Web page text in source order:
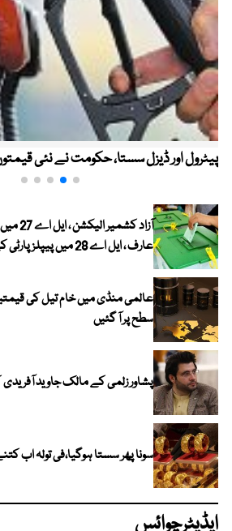
پیٹرول اور ڈیزل سستا، حکومت نے نئی
آزاد
عارف ، ایل اے 28 میں پیپلز پارٹی کے بازل نقوی کامیاب
عالمی منڈی میں خام تیل کی
سطح پر آ گئیں
پشاور زلمی کے مالک جاوید آفریدی
سونا پھر سستا ہوگیا،فی تولہ اب
ایڈیٹرچوائس